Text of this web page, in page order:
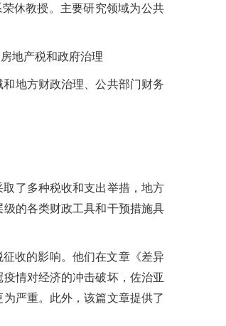
休教授。主要研究领域为公共
地产税和政府治理
地方财政治理、公共部门财务
了多种税收和支出举措，地方
的各类财政工具和干预措施具
收的影响。他们在文章《差异
情对经济的冲击破坏，佐治亚
严重。此外，该篇文章提供了